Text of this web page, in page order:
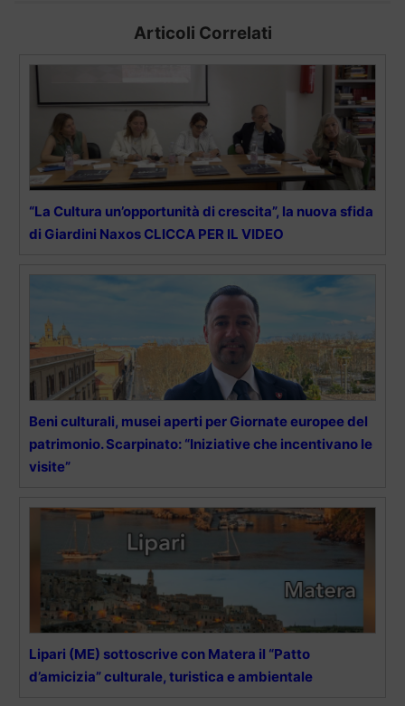
Articoli Correlati
“La Cultura un’opportunità di crescita”, la nuova sfida
di Giardini Naxos CLICCA PER IL VIDEO
Beni culturali, musei aperti per Giornate europee del
patrimonio. Scarpinato: “Iniziative che incentivano le
visite”
Lipari (ME) sottoscrive con Matera il “Patto
d’amicizia” culturale, turistica e ambientale